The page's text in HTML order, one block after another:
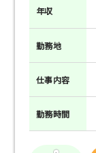
年収
勤務地
仕事内容
勤務時間